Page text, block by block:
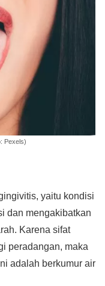
Pexels)
yaitu kondisi
dan mengakibatkan
Karena sifat
peradangan, maka
adalah berkumur air